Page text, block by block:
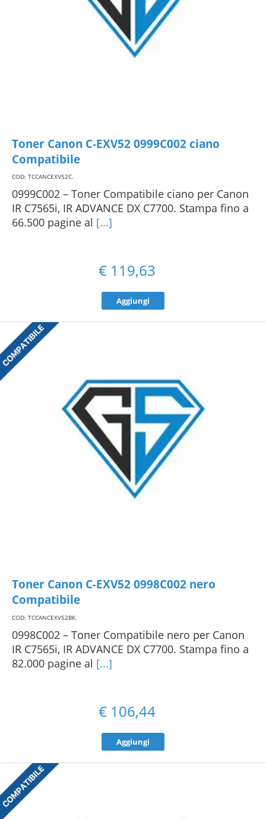
Toner Canon C-EXV52 0999C002 ciano
Compatibile
COD: TCCANCEXV52C.
0999C002 – Toner Compatibile ciano per Canon
IR C7565i, IR ADVANCE DX C7700. Stampa fino a
66.500 pagine al [...]
€ 119,63
Aggiungi
Toner Canon C-EXV52 0998C002 nero
Compatibile
COD: TCCANCEXV52BK.
0998C002 – Toner Compatibile nero per Canon
IR C7565i, IR ADVANCE DX C7700. Stampa fino a
82.000 pagine al [...]
€ 106,44
Aggiungi